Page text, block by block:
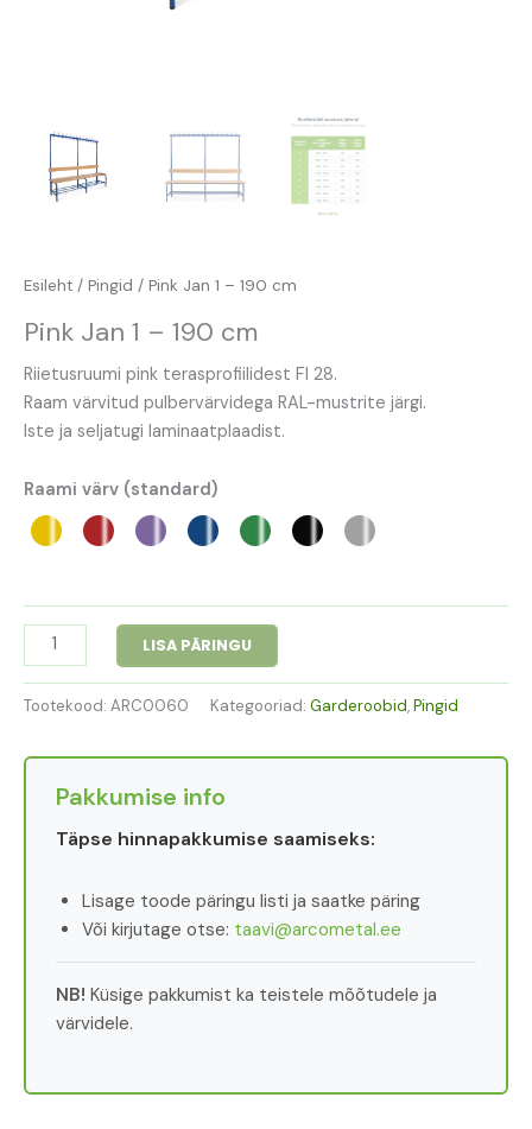
Esileht / Pingid / Pink Jan 1 – 190 cm
Pink Jan 1 – 190 cm
Riietusruumi pink terasprofiilidest FI 28.
Raam värvitud pulbervärvidega RAL-mustrite järgi.
Iste ja seljatugi laminaatplaadist.
Raami värv (standard)
LISA PÄRINGU
Tootekood: ARC0060 Kategooriad: Garderoobid,Pingid
Pakkumise info
Täpse hinnapakkumise saamiseks:
Lisage toode päringu listi ja saatke päring
Või kirjutage otse: taavi@arcometal.ee
NB! Küsige pakkumist ka teistele mõõtudele ja
värvidele.